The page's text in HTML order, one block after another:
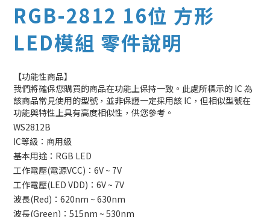
RGB-2812 16位 方形
LED模組 零件說明
【功能性商品】
我們將確保您購買的商品在功能上保持一致。此處所標示的 IC 為
該商品常見使用的型號，並非保證一定採用該 IC，但相似型號在
功能與特性上具有高度相似性，供您參考。
WS2812B
IC等級：商用級
基本用途：RGB LED
工作電壓(電源VCC)：6V ~ 7V
工作電壓(LED VDD)：6V ~ 7V
波長(Red)：620nm ~ 630nm
波長(Green)：515nm ~ 530nm